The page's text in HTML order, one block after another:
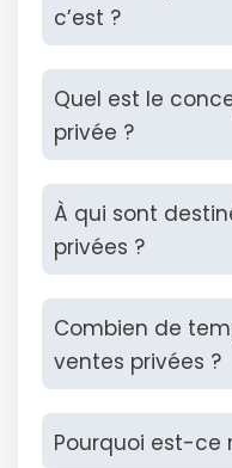
c’est ?
Quel est le
privée ?
À qui sont
privées ?
Combien de
ventes privées ?
Pourquoi est-ce